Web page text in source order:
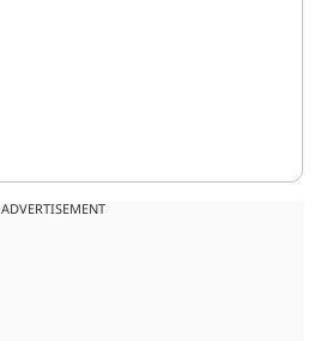
ADVERTISEMENT